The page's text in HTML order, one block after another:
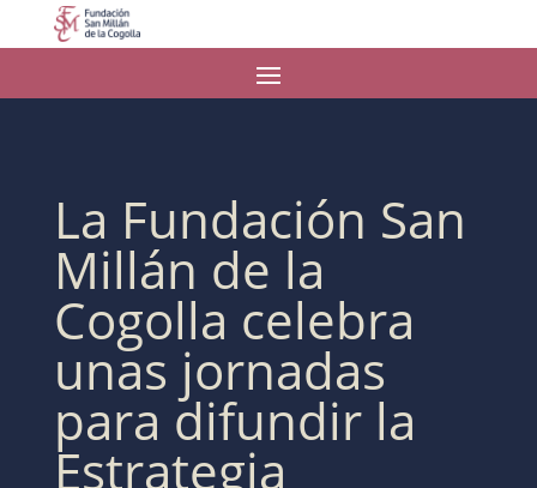
La Fundación San
Millán de la
Cogolla celebra
unas jornadas
para difundir la
Estrategia